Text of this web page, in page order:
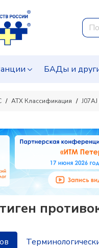
БАДы и
АТХ Классификация